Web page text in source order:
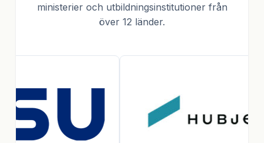
ministerier och utbildningsinstitutioner från
över 12 länder.